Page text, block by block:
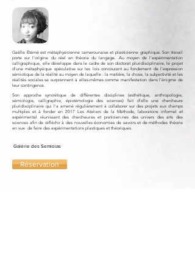
Réservation
Gaëlle Étémé est métaphysicienne camerounaise et plasticienne graphique. Son travail
porte sur l’origine du réel en théorie du langage. Au moyen de l’expérimentation
calligraphique, elle développe dans le cadre de son doctorat pluridisciplinaire, le projet
d’une métaphysique spéculative sur les lois concourant au fondement de l’expression
sémiotique de la réalité au moyen de laquelle : la matière, la chose, la subjectivité et les
réalités sociales se surprennent à elles-mêmes comme manifestation dans l’énigme de
leur contingence.
Son approche syncrétique de différentes disciplines (esthétique, anthropologie,
sémiologie, calligraphie, épistémologie des sciences) fait d’elle une chercheure
pluridisciplinaire qui l’a amené régulièrement à collaborer sur des projets aux champs
multiples et à fonder en 2017 Les Ateliers de la Méthode, laboratoire informel et
expérimental réunissant des chercheur.es et praticien.nes des univers des arts des
sciences afin de réfléchir à des nouvelles économies de savoirs et de méthodes théorie
en vue de faire des expérimentations plastiques et théoriques.
Galérie des Semioias